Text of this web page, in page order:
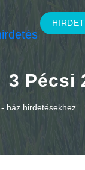
3 Pécsi
ház hirdetésekhez